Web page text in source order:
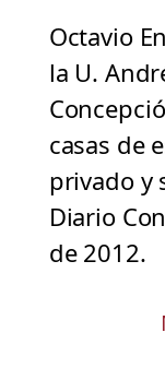
Octavio
la U.
casas de
privado y
Diario
de 2012.